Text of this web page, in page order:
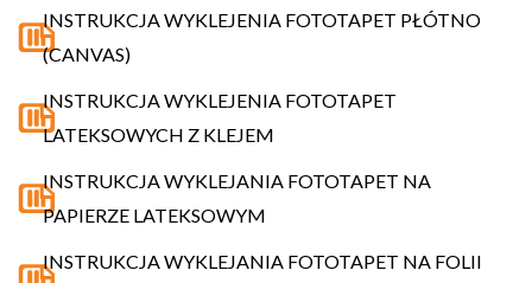
INSTRUKCJA WYKLEJENIA FOTOTAPET PŁÓTNO
(CANVAS)
INSTRUKCJA WYKLEJENIA FOTOTAPET
LATEKSOWYCH Z KLEJEM
INSTRUKCJA WYKLEJANIA FOTOTAPET NA
PAPIERZE LATEKSOWYM
INSTRUKCJA WYKLEJANIA FOTOTAPET NA FOLII